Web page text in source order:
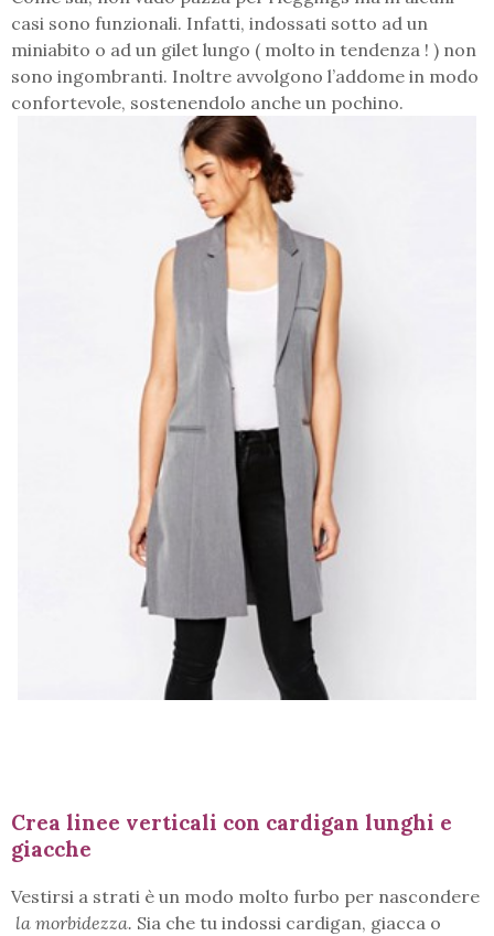
casi sono funzionali. Infatti, indossati sotto ad un
miniabito o ad un gilet lungo ( molto in tendenza ! ) non
sono ingombranti. Inoltre avvolgono l’addome in modo
confortevole, sostenendolo anche un pochino.
Crea linee verticali con cardigan lunghi e
giacche
Vestirsi a strati è un modo molto furbo per nascondere
la morbidezza. Sia che tu indossi cardigan, giacca o